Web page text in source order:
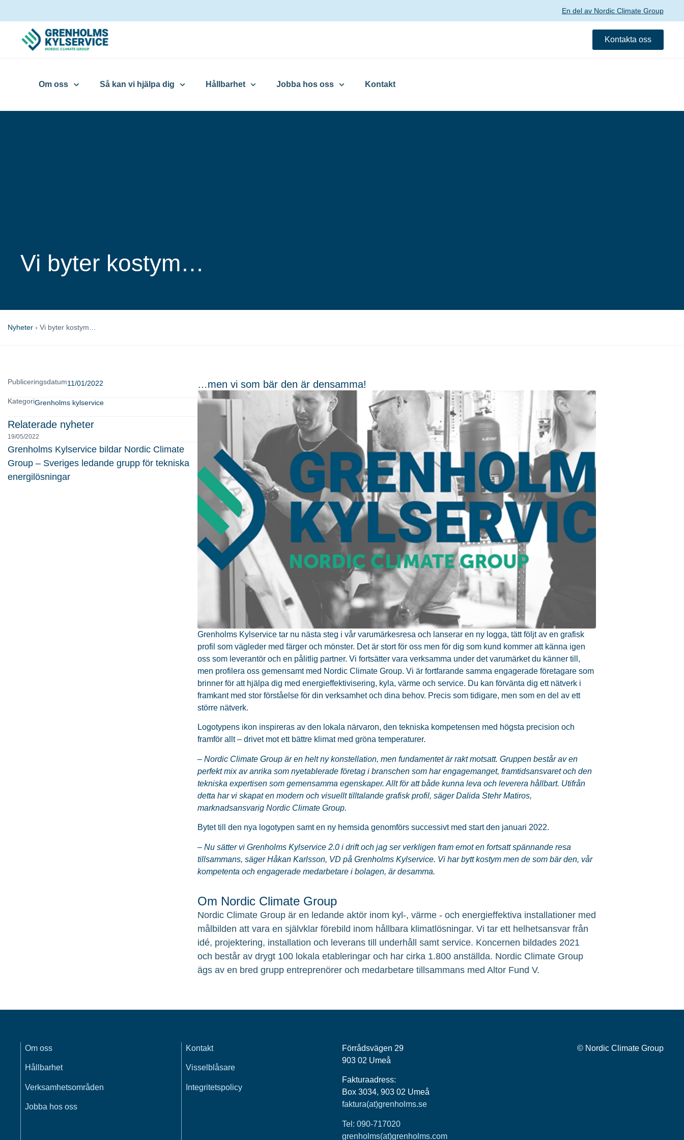
En del av Nordic Climate Group
Kontakta oss
Om oss Så kan vi hjälpa dig Hållbarhet Jobba hos oss Kontakt
Vi byter kostym…
Nyheter › Vi byter kostym…
Publiceringsdatum11/01/2022
KategoriGrenholms kylservice
Relaterade nyheter
19/05/2022
Grenholms Kylservice bildar Nordic Climate
Group – Sveriges ledande grupp för tekniska
energilösningar
…men vi som bär den är densamma!
Grenholms Kylservice tar nu nästa steg i vår varumärkesresa och lanserar en ny logga, tätt följt av en grafisk
profil som vägleder med färger och mönster. Det är stort för oss men för dig som kund kommer att känna igen
oss som leverantör och en pålitlig partner. Vi fortsätter vara verksamma under det varumärket du känner till,
men profilera oss gemensamt med Nordic Climate Group. Vi är fortfarande samma engagerade företagare som
brinner för att hjälpa dig med energieffektivisering, kyla, värme och service. Du kan förvänta dig ett nätverk i
framkant med stor förståelse för din verksamhet och dina behov. Precis som tidigare, men som en del av ett
större nätverk.
Logotypens ikon inspireras av den lokala närvaron, den tekniska kompetensen med högsta precision och
framför allt – drivet mot ett bättre klimat med gröna temperaturer.
– Nordic Climate Group är en helt ny konstellation, men fundamentet är rakt motsatt. Gruppen består av en
perfekt mix av anrika som nyetablerade företag i branschen som har engagemanget, framtidsansvaret och den
tekniska expertisen som gemensamma egenskaper. Allt för att både kunna leva och leverera hållbart. Utifrån
detta har vi skapat en modern och visuellt tilltalande grafisk profil, säger Dalida Stehr Matiros,
marknadsansvarig Nordic Climate Group.
Bytet till den nya logotypen samt en ny hemsida genomförs successivt med start den januari 2022.
– Nu sätter vi Grenholms Kylservice 2.0 i drift och jag ser verkligen fram emot en fortsatt spännande resa
tillsammans, säger Håkan Karlsson, VD på Grenholms Kylservice. Vi har bytt kostym men de som bär den, vår
kompetenta och engagerade medarbetare i bolagen, är desamma.
Om Nordic Climate Group
Nordic Climate Group är en ledande aktör inom kyl-, värme - och energieffektiva installationer med
målbilden att vara en självklar förebild inom hållbara klimatlösningar. Vi tar ett helhetsansvar från
idé, projektering, installation och leverans till underhåll samt service. Koncernen bildades 2021
och består av drygt 100 lokala etableringar och har cirka 1.800 anställda. Nordic Climate Group
ägs av en bred grupp entreprenörer och medarbetare tillsammans med Altor Fund V.
Om oss
Hållbarhet
Verksamhetsområden
Jobba hos oss
Kontakt
Visselblåsare
Integritetspolicy
Förrådsvägen 29
903 02 Umeå
Fakturaadress:
Box 3034, 903 02 Umeå
faktura(at)grenholms.se
Tel: 090-717020
grenholms(at)grenholms.com
© Nordic Climate Group